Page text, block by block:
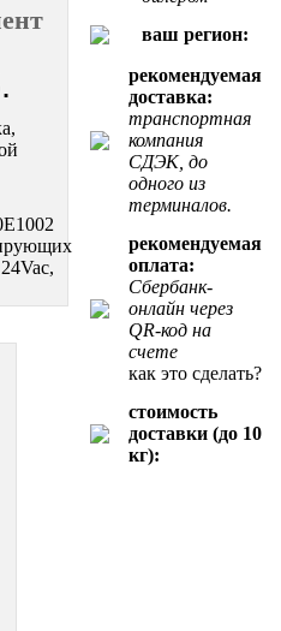
ваш регион:
рекомендуемая
доставка:
транспортная
компания
СДЭК, до
одного из
терминалов.
рекомендуемая
оплата:
Сбербанк-
онлайн через
QR-код на
счете
как это сделать?
стоимость
доставки (до 10
кг):